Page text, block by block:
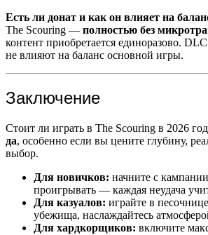
Есть ли донат и как он влияет на
The Scouring — полностью без
контент приобретается единоразово.
не влияют на баланс основной игры.
Заключение
Стоит ли играть в The Scouring в 2026
да, особенно если вы цените глубину,
выбор.
Для новичков: начните с
проигрывать — каждая неудача
Для казуалов: играйте в
убежища, наслаждайтесь
Для хардкорщиков: включите